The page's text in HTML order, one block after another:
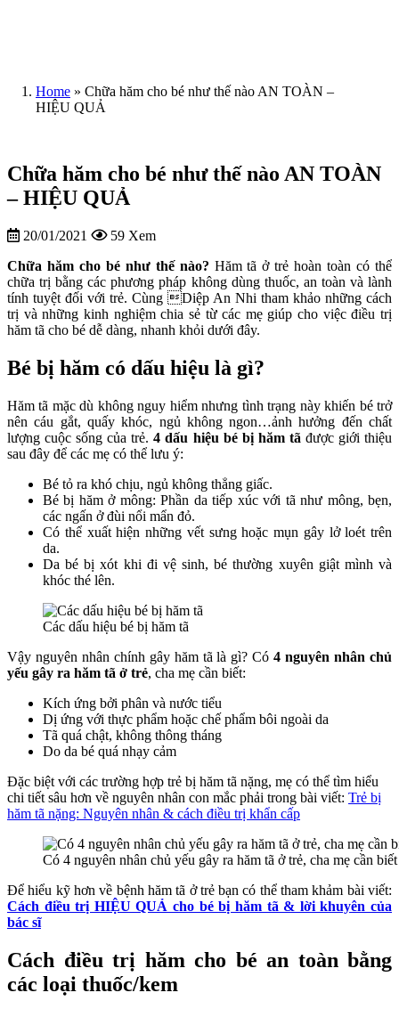
Home » Chữa hăm cho bé như thế nào AN TOÀN –
HIỆU QUẢ
Chữa hăm cho bé như thế nào AN TOÀN
– HIỆU QUẢ
20/01/2021 59 Xem
Chữa hăm cho bé như thế nào? Hăm tã ở trẻ hoàn toàn có thể
chữa trị bằng các phương pháp không dùng thuốc, an toàn và lành
tính tuyệt đối với trẻ. Cùng Diệp An Nhi tham khảo những cách
trị và những kinh nghiệm chia sẻ từ các mẹ giúp cho việc điều trị
hăm tã cho bé dễ dàng, nhanh khỏi dưới đây.
Bé bị hăm có dấu hiệu là gì?
Hăm tã mặc dù không nguy hiểm nhưng tình trạng này khiến bé trở
nên cáu gắt, quấy khóc, ngủ không ngon…ảnh hưởng đến chất
lượng cuộc sống của trẻ.4 dấu hiệu bé bị hăm tã được giới thiệu
sau đây để các mẹ có thể lưu ý:
Bé tỏ ra khó chịu, ngủ không thẳng giấc.
Bé bị hăm ở mông: Phần da tiếp xúc với tã như mông, bẹn,
các ngấn ở đùi nổi mẩn đỏ.
Có thể xuất hiện những vết sưng hoặc mụn gây lở loét trên
da.
Da bé bị xót khi đi vệ sinh, bé thường xuyên giật mình và
khóc thé lên.
Các dấu hiệu bé bị hăm tã
Vậy nguyên nhân chính gây hăm tã là gì? Có4 nguyên nhân chủ
yếu gây ra hăm tã ở trẻ, cha mẹ cần biết:
Kích ứng bởi phân và nước tiểu
Dị ứng với thực phẩm hoặc chế phẩm bôi ngoài da
Tã quá chật, không thông tháng
Do da bé quá nhạy cảm
Đặc biệt với các trường hợp trẻ bị hăm tã nặng, mẹ có thể tìm hiểu
chi tiết sâu hơn về nguyên nhân con mắc phải trong bài viết: Trẻ bị
hăm tã nặng: Nguyên nhân & cách điều trị khẩn cấp
Có 4 nguyên nhân chủ yếu gây ra hăm tã ở trẻ, cha mẹ cần biết
Để hiểu kỹ hơn về bệnh hăm tã ở trẻ bạn có thể tham khảm bài viết:
Cách điều trị HIỆU QUẢ cho bé bị hăm tã & lời khuyên của
bác sĩ
Cách điều trị hăm cho bé an toàn bằng
các loại thuốc/kem